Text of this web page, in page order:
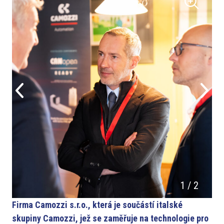
Členská sekce
1 / 2
Firma Camozzi s.r.o., která je součástí italské
skupiny Camozzi, jež se zaměřuje na technologie pro